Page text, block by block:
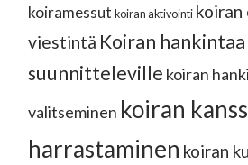
koiramessut koiran aktivointi koiran
viestintä Koiran hankintaa
suunnitteleville koiran
valitseminen koiran
harrastaminen koiran